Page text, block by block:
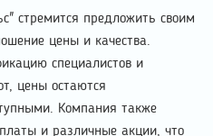
стремится предложить своим
цены и качества.
специалистов и
цены остаются
Компания также
и различные акции, что